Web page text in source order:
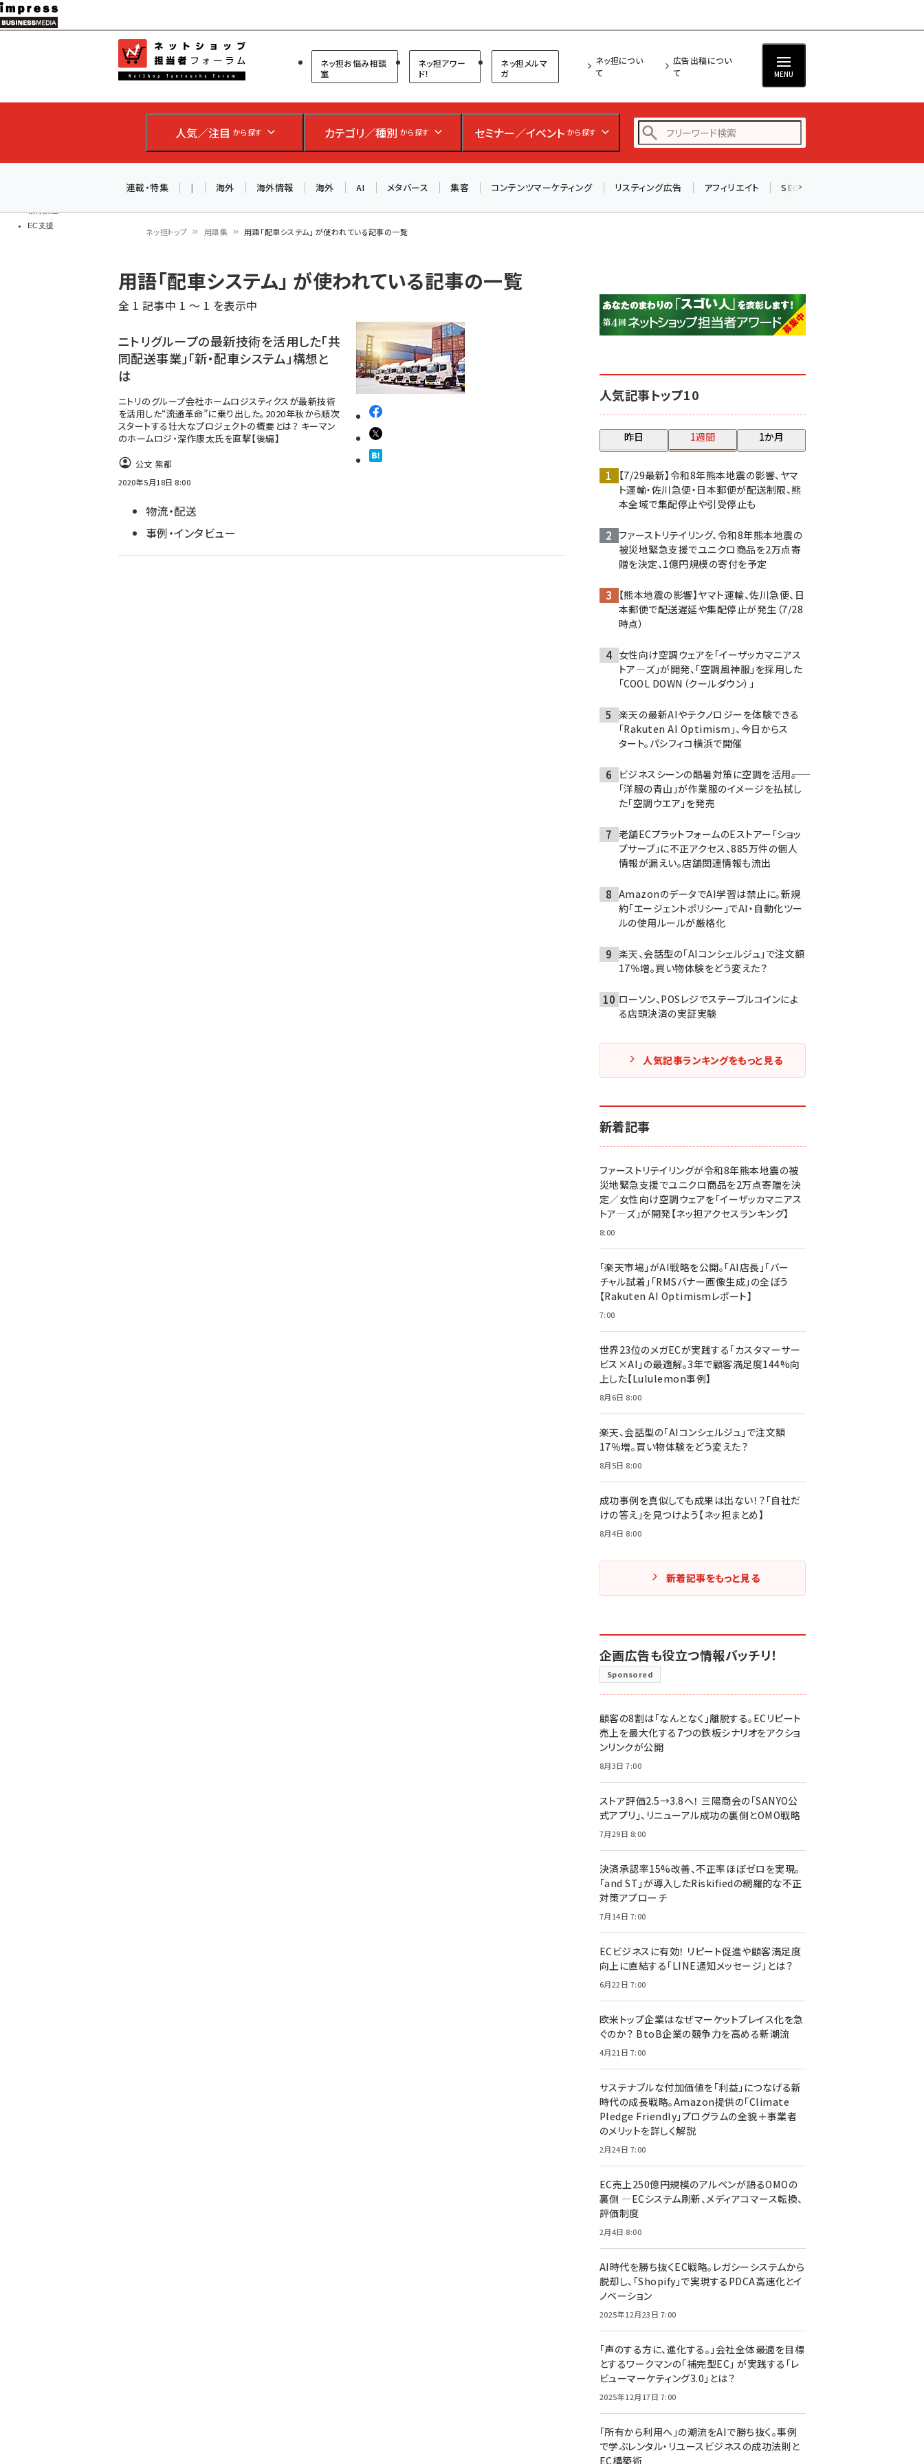
メ
イ
ン
ツ
移
教育講座
EC支援
ネットショップ担当者フォーラム
ネッ担お悩み相談
室
ネッ担アワー
ド！
ネッ担メルマ
ガ
ネッ担につい
て
広告出稿につい
て
MENU
人気／注目 から探す カテゴリ／種別 から探す セミナー／イベント から探す
アスクル (1119)
base (1074)
連載・特集 | 海外 海外情報 海外 AI メタバース 集客 コンテンツマーケティング リスティング広告 アフィリエイト SEO
ン
く
ず
ネッ担トップ 用語集 用語「配車システム」 が使われている記事の一覧
用語「配車システム」 が使われている記事の一覧
全 1 記事中 1 ～ 1 を表示中
ニトリグループの最新技術を活用した「共
同配送事業」「新・配車システム」構想と
は
ニトリのグループ会社ホームロジスティクスが最新技術
を活用した“流通革命”に乗り出した。2020年秋から順次
スタートする壮大なプロジェクトの概要とは？ キーマン
のホームロジ・深作康太氏を直撃【後編】
公文 紫都
2020年5月18日 8:00
物流・配送
事例・インタビュー
人気記事トップ10
昨日 1週間 1か月
【7/29最新】令和8年熊本地震の影響、ヤマ
ト運輸・佐川急便・日本郵便が配送制限、熊
本全域で集配停止や引受停止も
ファーストリテイリング、令和8年熊本地震の
被災地緊急支援でユニクロ商品を2万点寄
贈を決定、1億円規模の寄付を予定
【熊本地震の影響】ヤマト運輸、佐川急便、日
本郵便で配送遅延や集配停止が発生（7/28
時点）
女性向け空調ウェアを「イーザッカマニアス
トア―ズ」が開発、「空調風神服」を採用した
「COOL DOWN（クールダウン）」
楽天の最新AIやテクノロジーを体験できる
「Rakuten AI Optimism」、今日からス
タート。パシフィコ横浜で開催
ビジネスシーンの酷暑対策に空調を活用――。
「洋服の青山」が作業服のイメージを払拭し
た「空調ウエア」を発売
老舗ECプラットフォームのEストアー「ショッ
プサーブ」に不正アクセス、885万件の個人
情報が漏えい。店舗関連情報も流出
AmazonのデータでAI学習は禁止に。新規
約「エージェントポリシー」でAI・自動化ツー
ルの使用ルールが厳格化
楽天、会話型の「AIコンシェルジュ」で注文額
17％増。買い物体験をどう変えた？
ローソン、POSレジでステーブルコインによ
る店頭決済の実証実験
人気記事ランキングをもっと見る
新着記事
ファーストリテイリングが令和8年熊本地震の被
災地緊急支援でユニクロ商品を2万点寄贈を決
定／女性向け空調ウェアを「イーザッカマニアス
トア―ズ」が開発【ネッ担アクセスランキング】
8:00
「楽天市場」がAI戦略を公開。「AI店長」「バー
チャル試着」「RMSバナー画像生成」の全ぼう
【Rakuten AI Optimismレポート】
7:00
世界23位のメガECが実践する「カスタマーサー
ビス×AI」の最適解。3年で顧客満足度144%向
上した【Lululemon事例】
8月6日 8:00
楽天、会話型の「AIコンシェルジュ」で注文額
17％増。買い物体験をどう変えた？
8月5日 8:00
成功事例を真似しても成果は出ない！？「自社だ
けの答え」を見つけよう【ネッ担まとめ】
8月4日 8:00
新着記事をもっと見る
企画広告も役立つ情報バッチリ！
Sponsored
顧客の8割は「なんとなく」離脱する。ECリピート
売上を最大化する7つの鉄板シナリオをアクショ
ンリンクが公開
8月3日 7:00
ストア評価2.5→3.8へ！ 三陽商会の「SANYO公
式アプリ」、リニューアル成功の裏側とOMO戦略
7月29日 8:00
決済承認率15%改善、不正率ほぼゼロを実現。
「and ST」が導入したRiskifiedの網羅的な不正
対策アプローチ
7月14日 7:00
ECビジネスに有効！ リピート促進や顧客満足度
向上に直結する「LINE通知メッセージ」とは？
6月22日 7:00
欧米トップ企業はなぜマーケットプレイス化を急
ぐのか？ BtoB企業の競争力を高める新潮流
4月21日 7:00
サステナブルな付加価値を「利益」につなげる新
時代の成長戦略。Amazon提供の「Climate
Pledge Friendly」プログラムの全貌＋事業者
のメリットを詳しく解説
2月24日 7:00
EC売上250億円規模のアルペンが語るOMOの
裏側 ―ECシステム刷新、メディアコマース転換、
評価制度
2月4日 8:00
AI時代を勝ち抜くEC戦略。レガシーシステムから
脱却し、「Shopify」で実現するPDCA高速化とイ
ノベーション
2025年12月23日 7:00
「声のする方に、進化する。」会社全体最適を目標
とするワークマンの「補完型EC」 が実践する「レ
ビューマーケティング3.0」とは？
2025年12月17日 7:00
「所有から利用へ」の潮流をAIで勝ち抜く。事例
で学ぶレンタル・リユースビジネスの成功法則と
EC構築術